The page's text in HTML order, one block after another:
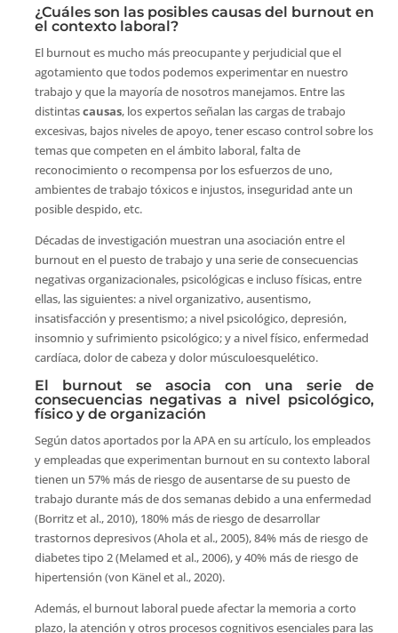
¿Cuáles son las posibles causas del burnout en
el contexto laboral?
El burnout es mucho más preocupante y perjudicial que el
agotamiento que todos podemos experimentar en nuestro
trabajo y que la mayoría de nosotros manejamos. Entre las
distintascausas, los expertos señalan las cargas de trabajo
excesivas, bajos niveles de apoyo, tener escaso control sobre los
temas que competen en el ámbito laboral, falta de
reconocimiento o recompensa por los esfuerzos de uno,
ambientes de trabajo tóxicos e injustos, inseguridad ante un
posible despido, etc.
Décadas de investigación muestran una asociación entre el
burnout en el puesto de trabajo y una serie de consecuencias
negativas organizacionales, psicológicas e incluso físicas, entre
ellas, las siguientes: a nivel organizativo, ausentismo,
insatisfacción y presentismo; a nivel psicológico, depresión,
insomnio y sufrimiento psicológico; y a nivel físico, enfermedad
cardíaca, dolor de cabeza y dolor músculoesquelético.
El burnout se asocia con una serie de
consecuencias negativas a nivel psicológico,
físico y de organización
Según datos aportados por la APA en su artículo, los empleados
y empleadas que experimentan burnout en su contexto laboral
tienen un 57% más de riesgo de ausentarse de su puesto de
trabajo durante más de dos semanas debido a una enfermedad
(Borritz et al., 2010), 180% más de riesgo de desarrollar
trastornos depresivos (Ahola et al., 2005), 84% más de riesgo de
diabetes tipo 2 (Melamed et al., 2006), y 40% más de riesgo de
hipertensión (von Känel et al., 2020).
Además, el burnout laboral puede afectar la memoria a corto
plazo, la atención y otros procesos cognitivos esenciales para las